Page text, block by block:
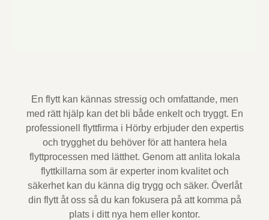
En flytt kan kännas stressig och omfattande, men
med rätt hjälp kan det bli både enkelt och tryggt. En
professionell flyttfirma i Hörby erbjuder den expertis
och trygghet du behöver för att hantera hela
flyttprocessen med lätthet. Genom att anlita lokala
flyttkillarna som är experter inom kvalitet och
säkerhet kan du känna dig trygg och säker. Överlåt
din flytt åt oss så du kan fokusera på att komma på
plats i ditt nya hem eller kontor.